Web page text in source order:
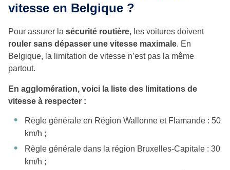
vitesse en Belgique ?
Pour assurer la sécurité routière, les voitures doivent
rouler sans dépasser une vitesse maximale. En
Belgique, la limitation de vitesse n’est pas la même
partout.
En agglomération, voici la liste des limitations de
vitesse à respecter :
Règle générale en Région Wallonne et Flamande : 50
km/h ;
Règle générale dans la région Bruxelles-Capitale : 30
km/h ;